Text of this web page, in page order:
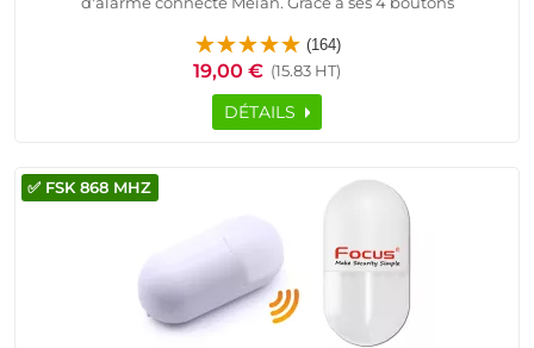
désactivation, un mode domicile et un bouton SOS discret. Sa
portée de 100 mètres et sa modulation FSK 868 MHz assurent
une transmission fiable, idéale pour les maisons,
appartements, commerces, bureaux ou locaux techniques.
système de codage sécurisé pour empêcher toute copie non
autorisée. Elle est préprogrammée avant expédition, pour
Compatible avec les applications Android / iOS, elle s’intègre
parfaitement aux systèmes sans fil sans abonnement. C’est
une solution efficace pour gérer la sécurité de vos villas,
immeubles ou bâtiments industriels.
(164)
19,00 € (15.83 HT)
DÉTAILS
✅ FSK 868 MHZ